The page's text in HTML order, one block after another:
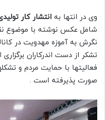
وی در انتها به انتشار کار
شامل عکس نوشته با موضوع
نگرش به آموزه مهدویت در
تشکر از دست اندرکاران
فعالیتها با حمایت مردم و
صورت پذیرفته است .